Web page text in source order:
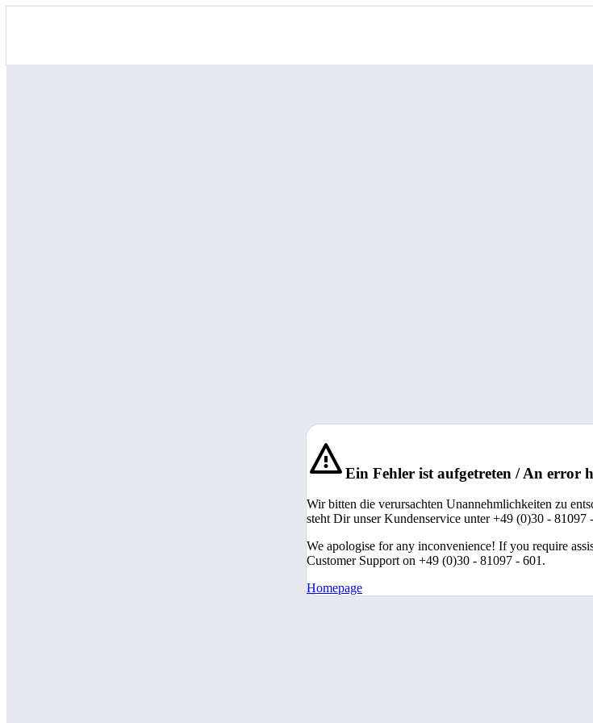
Ein Fehler ist aufgetreten / An error
Wir bitten die verursachten Unannehmlichkeiten zu
steht Dir unser Kundenservice unter +49 (0)30 - 81097
We apologise for any inconvenience! If you require
Customer Support on +49 (0)30 - 81097 - 601.
Homepage